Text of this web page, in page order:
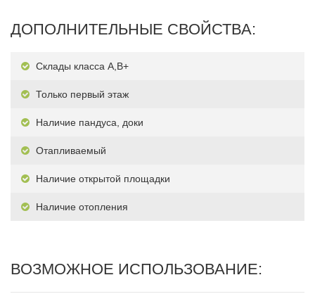
ДОПОЛНИТЕЛЬНЫЕ СВОЙСТВА:
Склады класса А,В+
Только первый этаж
Наличие пандуса, доки
Отапливаемый
Наличие открытой площадки
Наличие отопления
ВОЗМОЖНОЕ ИСПОЛЬЗОВАНИЕ: